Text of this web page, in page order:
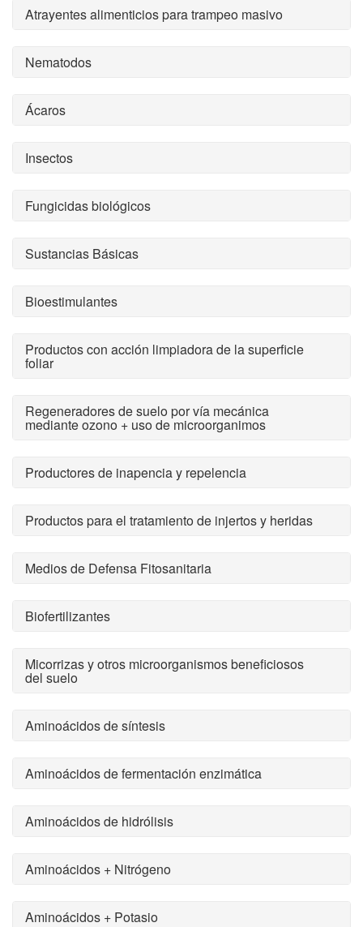
Atrayentes alimenticios para trampeo masivo
Nematodos
Ácaros
Insectos
Fungicidas biológicos
Sustancias Básicas
Bioestimulantes
Productos con acción limpiadora de la superficie
foliar
Regeneradores de suelo por vía mecánica
mediante ozono + uso de microorganimos
Productores de inapencia y repelencia
Productos para el tratamiento de injertos y heridas
Medios de Defensa Fitosanitaria
Biofertilizantes
Micorrizas y otros microorganismos beneficiosos
del suelo
Aminoácidos de síntesis
Aminoácidos de fermentación enzimática
Aminoácidos de hidrólisis
Aminoácidos + Nitrógeno
Aminoácidos + Potasio